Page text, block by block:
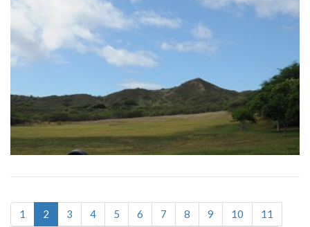
1 2 3 4 5 6 7 8 9 10
11